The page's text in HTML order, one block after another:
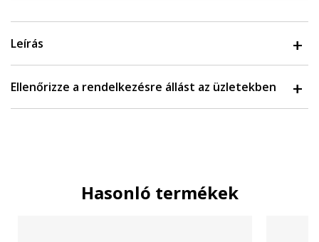
Leírás
Ellenőrizze a rendelkezésre állást az üzletekben
Hasonló termékek